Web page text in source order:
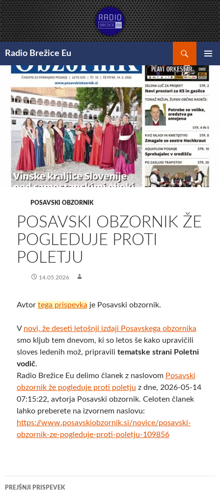
Preskoči
na
vsebino
Radio Brežice Eu
GLAVNI
MENI
POSAVSKI OBZORNIK
POSAVSKI OBZORNIK ŽE
POGLEDUJE PROTI
POLETJU
14.05.2026
Avtor tega prispevka je Posavski obzornik.
V novi, že deseti letošnji izdaji Posavskega obzornika
smo kljub tem dnevom, ki so letos še kako upravičili
sloves ledenih mož, pripravili tematske strani Poletni
vodič.
Radio Brežice Eu delimo članek z naslovom Posavski
obzornik že pogleduje proti poletju z dne, 2026-05-14
07:15:22, avtorja Posavski obzornik. Celoten članek
lahko preberete na izvornem naslovu:
https://www.posavskiobzornik.si/novice/posavski-
obzornik-ze-pogleduje-proti-poletju-109856
Krmarjenje
PREJŠNJI PRISPEVEK